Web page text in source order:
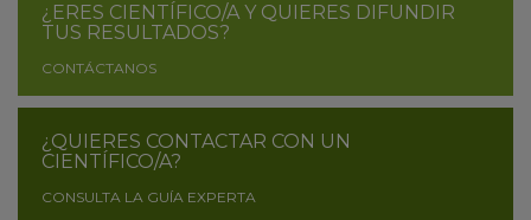
¿ERES CIENTÍFICO/A Y QUIERES DIFUNDIR
TUS RESULTADOS?
CONTÁCTANOS
¿QUIERES CONTACTAR CON UN
CIENTÍFICO/A?
CONSULTA LA GUÍA EXPERTA